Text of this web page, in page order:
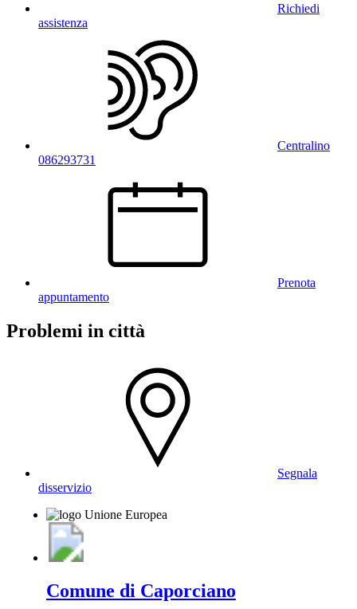
Richiedi
assistenza
Centralino
086293731
Prenota
appuntamento
Problemi in città
Segnala
disservizio
Comune di Caporciano